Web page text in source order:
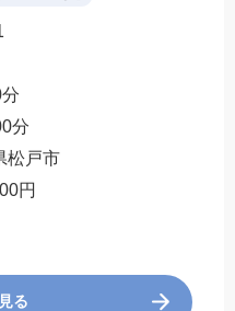
分
松戸市
円
る